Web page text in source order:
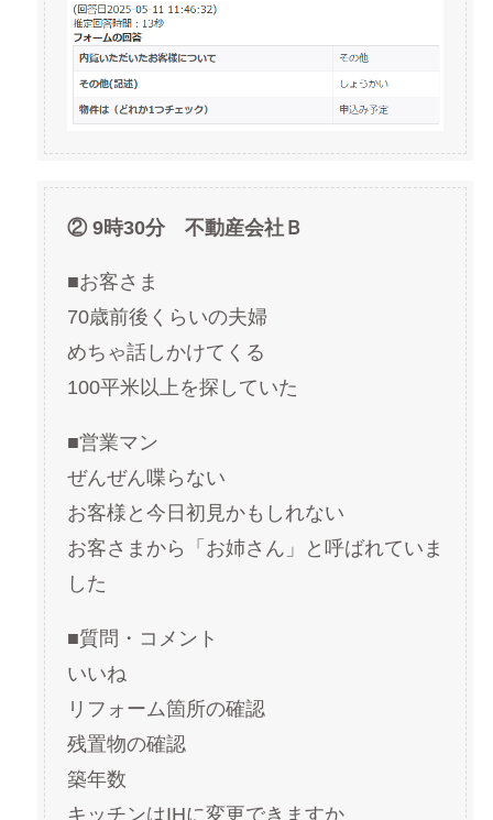
② 9時30分 不動産会社Ｂ
■お客さま
70歳前後くらいの夫婦
めちゃ話しかけてくる
100平米以上を探していた
■営業マン
ぜんぜん喋らない
お客様と今日初見かもしれない
お客さまから「お姉さん」と呼ばれていま
した
■質問・コメント
いいね
リフォーム箇所の確認
残置物の確認
築年数
キッチンはIHに変更できますか